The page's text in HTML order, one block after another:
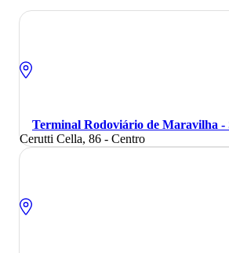
Terminal Rodoviário de Maravilha -
Cerutti Cella, 86 - Centro